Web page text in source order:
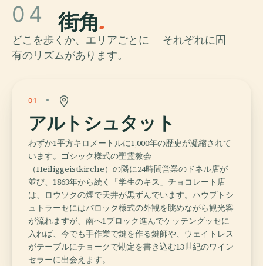
04 街角.
どこを歩くか、エリアごとに — それぞれに固
有のリズムがあります。
01
アルトシュタット
わずか1平方キロメートルに1,000年の歴史が凝縮されて
います。ゴシック様式の聖霊教会
（Heiliggeistkirche）の隣に24時間営業のドネル店が
並び、1863年から続く「学生のキス」チョコレート店
は、ロウソクの煙で天井が黒ずんでいます。ハウプトシ
ュトラーセにはバロック様式の外観を眺めながら観光客
が流れますが、南へ1ブロック進んでケッテングッセに
入れば、今でも手作業で鍵を作る鍵師や、ウェイトレス
がテーブルにチョークで勘定を書き込む13世紀のワイン
セラーに出会えます。